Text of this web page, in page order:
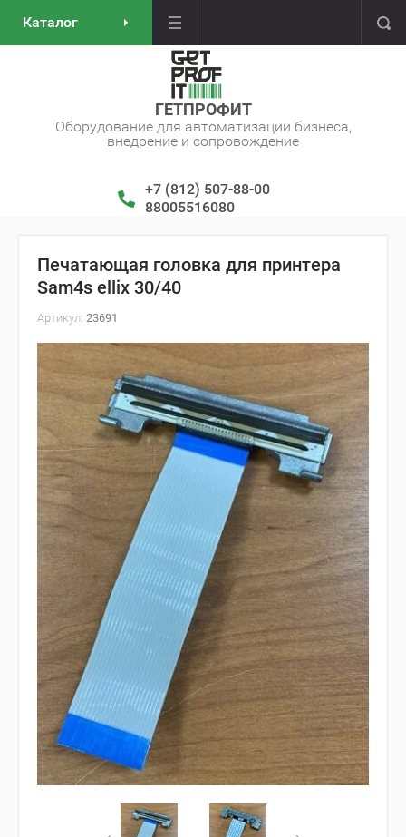
Каталог
ГЕТПРОФИТ
Оборудование для автоматизации бизнеса,
внедрение и сопровождение
+7 (812) 507-88-00
88005516080
Печатающая головка для принтера
Sam4s ellix 30/40
Артикул: 23691